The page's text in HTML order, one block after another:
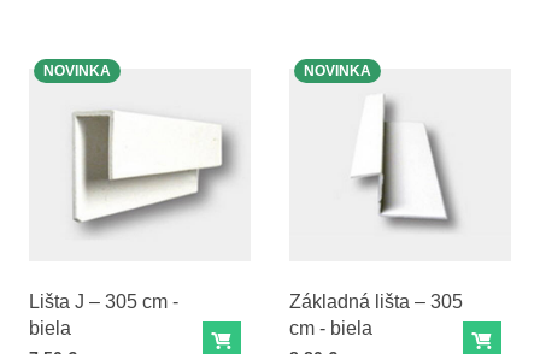
Lišta J – 305 cm -
biela
Do košíka
NOVINKA
Základná lišta – 305
cm - biela
Do
NOVINKA